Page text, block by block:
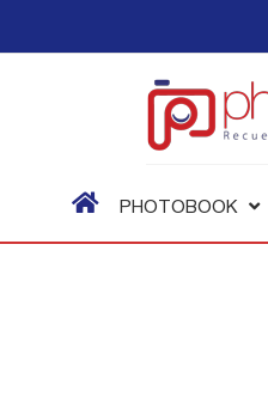
PHOTOBOOK